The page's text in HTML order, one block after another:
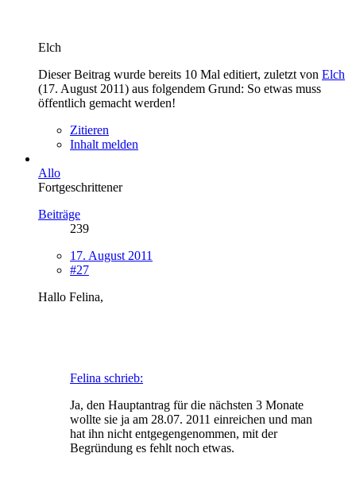
Elch
Dieser Beitrag wurde bereits 10 Mal editiert, zuletzt von Elch
(17. August 2011) aus folgendem Grund: So etwas muss
öffentlich gemacht werden!
Zitieren
Inhalt melden
Allo
Fortgeschrittener
Beiträge
239
17. August 2011
#27
Hallo Felina,
Felina schrieb:
Ja, den Hauptantrag für die nächsten 3 Monate
wollte sie ja am 28.07. 2011 einreichen und man
hat ihn nicht entgegengenommen, mit der
Begründung es fehlt noch etwas.